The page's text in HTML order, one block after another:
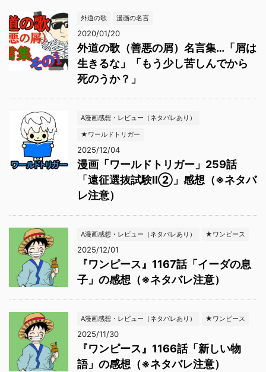
外道の歌 漫画の名言
2020/01/20
外道の歌（善悪の屑）名言集…「屑は
生きるな」「もう少し苦しんでから
死のうか？」
A漫画感想・レビュー（ネタバレあり）
★ワールドトリガー
2025/12/04
漫画「ワールドトリガー」259話
「遠征選抜試験Ⅱ②」感想（※ネタバ
レ注意）
A漫画感想・レビュー（ネタバレあり） ★ワンピース
2025/12/01
『ワンピース』1167話「イーダの息
子」の感想（※ネタバレ注意）
A漫画感想・レビュー（ネタバレあり） ★ワンピース
2025/11/30
『ワンピース』1166話「新しい物
語」の感想（※ネタバレ注意）